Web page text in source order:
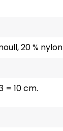
20 % nylon
= 10 cm.